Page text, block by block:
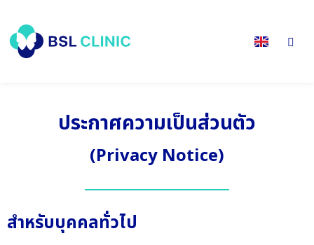
ประกาศความเป็นส่วนตัว
(Privacy Notice)
สำหรับบุคคลทั่วไป